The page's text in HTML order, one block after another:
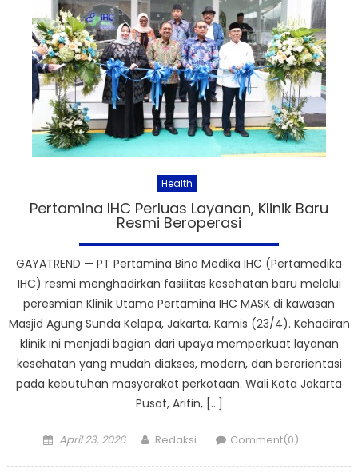
Health
Pertamina IHC Perluas Layanan, Klinik Baru
Resmi Beroperasi
GAYATREND — PT Pertamina Bina Medika IHC (Pertamedika
IHC) resmi menghadirkan fasilitas kesehatan baru melalui
peresmian Klinik Utama Pertamina IHC MASK di kawasan
Masjid Agung Sunda Kelapa, Jakarta, Kamis (23/4). Kehadiran
klinik ini menjadi bagian dari upaya memperkuat layanan
kesehatan yang mudah diakses, modern, dan berorientasi
pada kebutuhan masyarakat perkotaan. Wali Kota Jakarta
Pusat, Arifin, […]
Posted
April 23, 2026 Author
Redaksi Comment(0)